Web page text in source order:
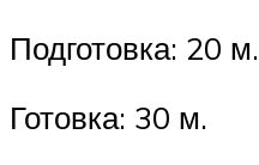
Подготовка: 20 м.
Готовка: 30 м.